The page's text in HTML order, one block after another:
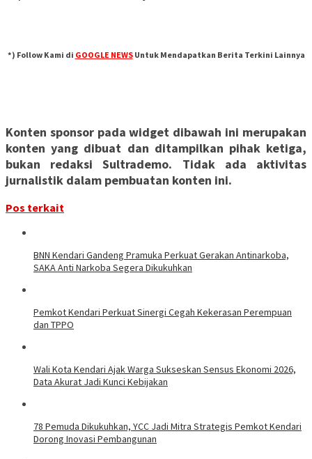
*) Follow Kami di GOOGLE NEWSUntuk Mendapatkan Berita Terkini Lainnya
Konten sponsor pada widget dibawah ini merupakan
konten yang dibuat dan ditampilkan pihak ketiga,
bukan redaksi Sultrademo. Tidak ada aktivitas
jurnalistik dalam pembuatan konten ini.
Pos terkait
BNN Kendari Gandeng Pramuka Perkuat Gerakan Antinarkoba,
SAKA Anti Narkoba Segera Dikukuhkan
Pemkot Kendari Perkuat Sinergi Cegah Kekerasan Perempuan
dan TPPO
Wali Kota Kendari Ajak Warga Sukseskan Sensus Ekonomi 2026,
Data Akurat Jadi Kunci Kebijakan
78 Pemuda Dikukuhkan, YCC Jadi Mitra Strategis Pemkot Kendari
Dorong Inovasi Pembangunan